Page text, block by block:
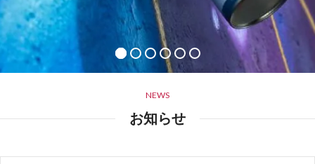
NEWS
お知らせ